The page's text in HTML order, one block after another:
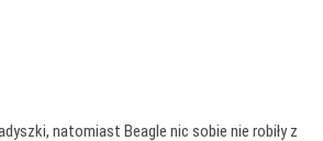
natomiast Beagle nic sobie nie robiły z